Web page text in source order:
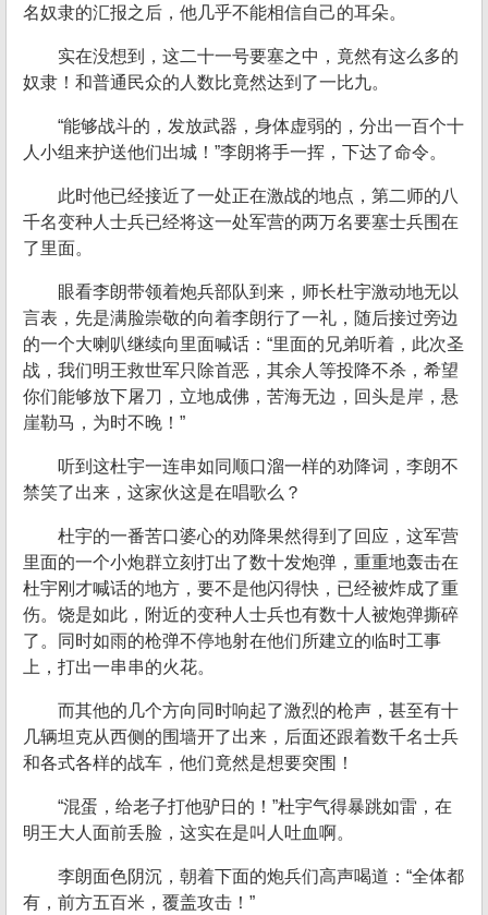
名奴隶的汇报之后，他几乎不能相信自己的耳朵。
实在没想到，这二十一号要塞之中，竟然有这么多的
奴隶！和普通民众的人数比竟然达到了一比九。
“能够战斗的，发放武器，身体虚弱的，分出一百个十
人小组来护送他们出城！”李朗将手一挥，下达了命令。
此时他已经接近了一处正在激战的地点，第二师的八
千名变种人士兵已经将这一处军营的两万名要塞士兵围在
了里面。
眼看李朗带领着炮兵部队到来，师长杜宇激动地无以
言表，先是满脸崇敬的向着李朗行了一礼，随后接过旁边
的一个大喇叭继续向里面喊话：“里面的兄弟听着，此次圣
战，我们明王救世军只除首恶，其余人等投降不杀，希望
你们能够放下屠刀，立地成佛，苦海无边，回头是岸，悬
崖勒马，为时不晚！”
听到这杜宇一连串如同顺口溜一样的劝降词，李朗不
禁笑了出来，这家伙这是在唱歌么？
杜宇的一番苦口婆心的劝降果然得到了回应，这军营
里面的一个小炮群立刻打出了数十发炮弹，重重地轰击在
杜宇刚才喊话的地方，要不是他闪得快，已经被炸成了重
伤。饶是如此，附近的变种人士兵也有数十人被炮弹撕碎
了。同时如雨的枪弹不停地射在他们所建立的临时工事
上，打出一串串的火花。
而其他的几个方向同时响起了激烈的枪声，甚至有十
几辆坦克从西侧的围墙开了出来，后面还跟着数千名士兵
和各式各样的战车，他们竟然是想要突围！
“混蛋，给老子打他驴日的！”杜宇气得暴跳如雷，在
明王大人面前丢脸，这实在是叫人吐血啊。
李朗面色阴沉，朝着下面的炮兵们高声喝道：“全体都
有，前方五百米，覆盖攻击！”